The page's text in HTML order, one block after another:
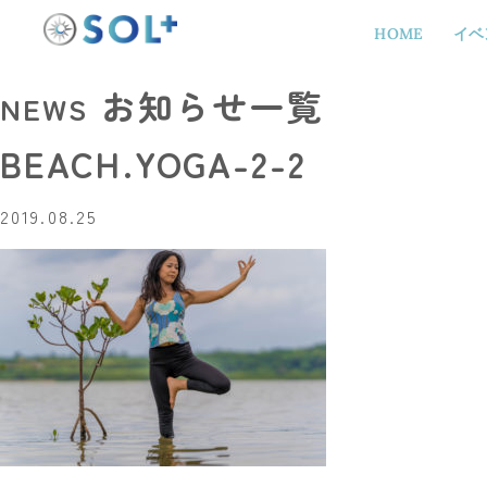
HOME イ
NEWS お知らせ一覧
BEACH.YOGA-2-2
2019.08.25